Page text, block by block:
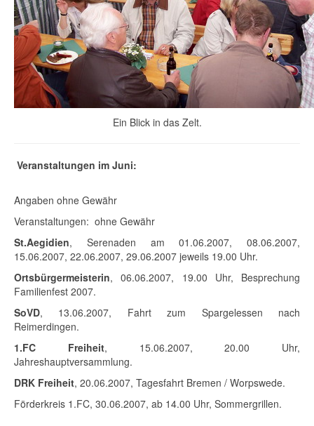
Ein Blick in das Zelt.
Veranstaltungen im Juni:
Angaben ohne Gewähr
Veranstaltungen: ohne Gewähr
St.Aegidien, Serenaden am 01.06.2007, 08.06.2007,
15.06.2007, 22.06.2007, 29.06.2007 jeweils 19.00 Uhr.
Ortsbürgermeisterin, 06.06.2007, 19.00 Uhr, Besprechung
Familienfest 2007.
SoVD, 13.06.2007, Fahrt zum Spargelessen nach
Reimerdingen.
1.FC Freiheit, 15.06.2007, 20.00 Uhr,
Jahreshauptversammlung.
DRK Freiheit, 20.06.2007, Tagesfahrt Bremen / Worpswede.
Förderkreis 1.FC, 30.06.2007, ab 14.00 Uhr, Sommergrillen.